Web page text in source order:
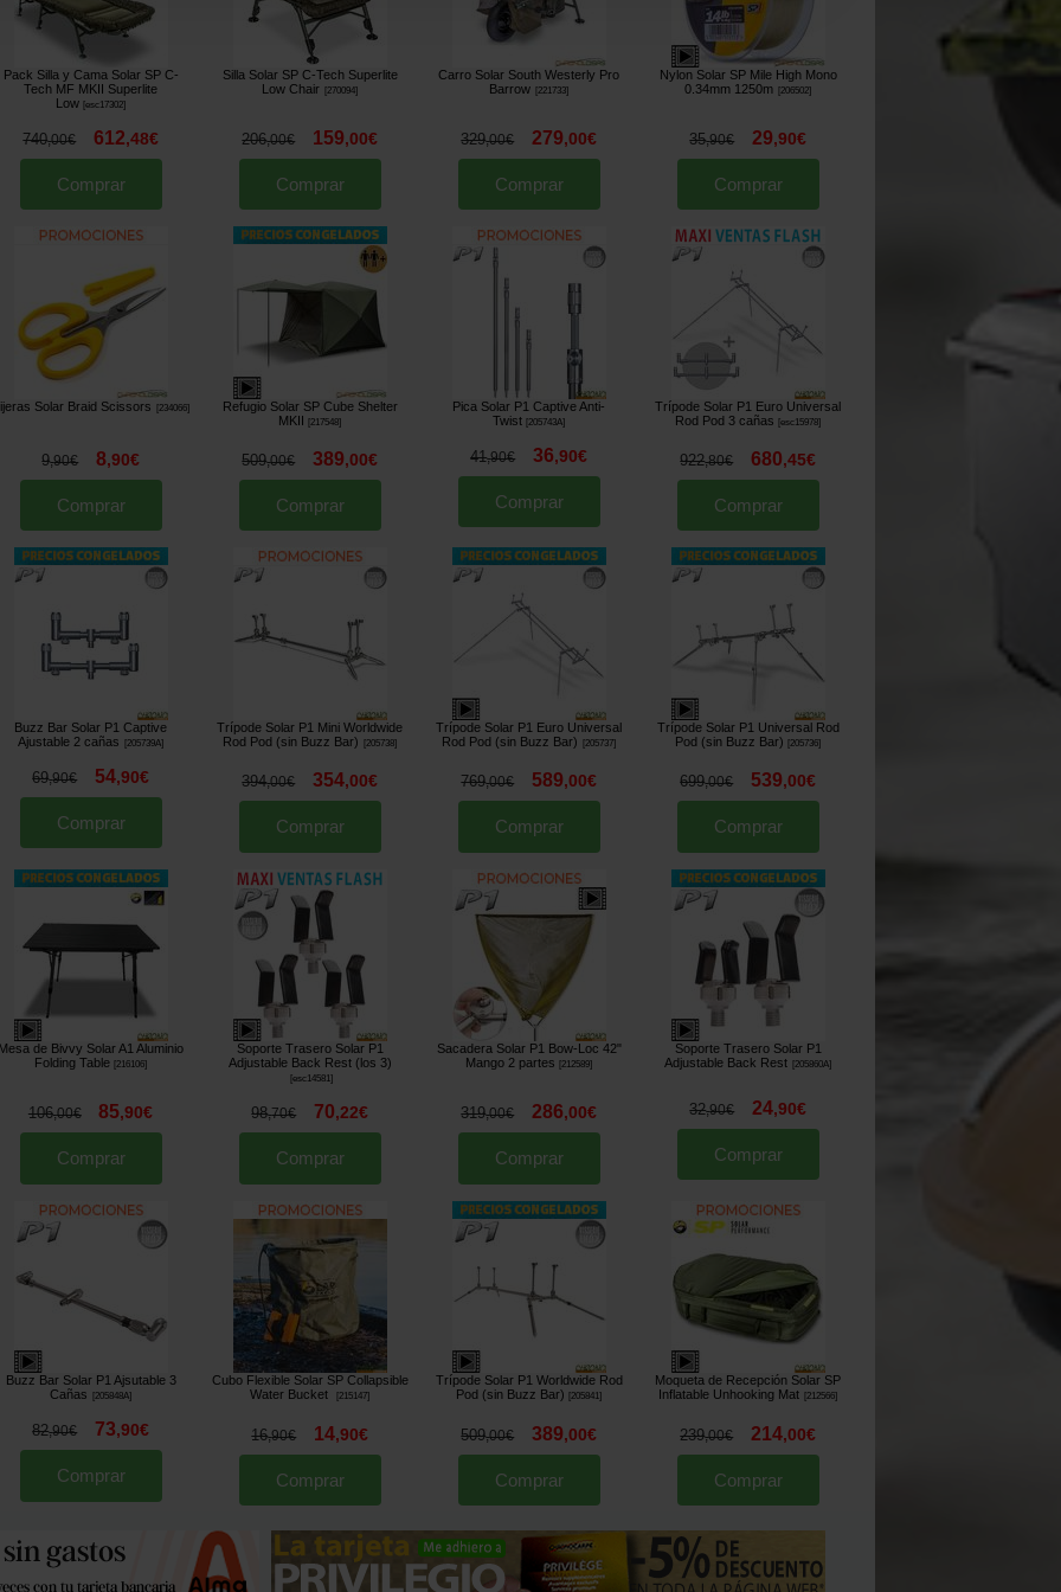
Pack Silla y Cama Solar SP C-
Tech MF MKII Superlite
Low [esc17302]
740,00€ 612,48€
Comprar
Silla Solar SP C-Tech Superlite
Low Chair
270094]
206,00€ 159,00€
Comprar
Carro Solar South Westerly Pro
Barrow
221733]
329,00€ 279,00€
Comprar
Nylon Solar SP Mile High Mono
0.34mm 1250m
206502]
35,90€ 29,90€
Comprar
Solar Braid Scissors 234066]
9,90€ 8,90€
Comprar
Refugio Solar SP Cube Shelter
MKII
[217548]
509,00€ 389,00€
Comprar
Pica Solar P1 Captive Anti-
Twist [205743A]
41,90€ 36,90€
Comprar
Trípode Solar P1 Euro Universal
Rod Pod 3 cañas
[esc15978]
922,80€ 680,45€
Comprar
Buzz Bar Solar P1 Captive
Ajustable 2 cañas
205739A]
69,90€ 54,90€
Comprar
Trípode Solar P1 Mini Worldwide
Rod Pod (sin Buzz Bar)
205738]
394,00€ 354,00€
Comprar
Trípode Solar P1 Euro Universal
Rod Pod (sin Buzz Bar)
205737]
769,00€ 589,00€
Comprar
Trípode Solar P1 Universal Rod
Pod (sin Buzz Bar)
[205736]
699,00€ 539,00€
Comprar
de Bivvy Solar A1 Aluminio
Folding Table [216106]
106,00€ 85,90€
Comprar
Soporte Trasero Solar P1
Adjustable Back Rest (los 3)
[esc14581]
98,70€ 70,22€
Comprar
Sacadera Solar P1 Bow-Loc 42"
Mango 2 partes
[212589]
319,00€ 286,00€
Comprar
Soporte Trasero Solar P1
Adjustable Back Rest
205860A]
32,90€ 24,90€
Comprar
Buzz Bar Solar P1 Ajsutable 3
Cañas
205848A]
82,90€ 73,90€
Comprar
Cubo Flexible Solar SP Collapsible
Water Bucket
215147]
16,90€ 14,90€
Comprar
Trípode Solar P1 Worldwide Rod
Pod (sin Buzz Bar)
[205841]
509,00€ 389,00€
Comprar
Moqueta de Recepción Solar SP
Inflatable Unhooking Mat
212566]
239,00€ 214,00€
Comprar